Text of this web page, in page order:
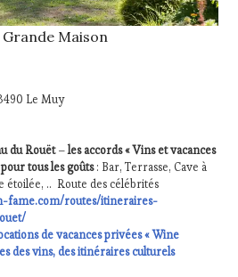
Maison
Le Muy
du Rouët–les accords « Vins et vacances
tous les goûts: Bar, Terrasse, Cave à
étoilée, .. Route des célébrités
fame.com/routes/itineraires-
de vacances privées « Wine
des vins, des itinéraires culturels